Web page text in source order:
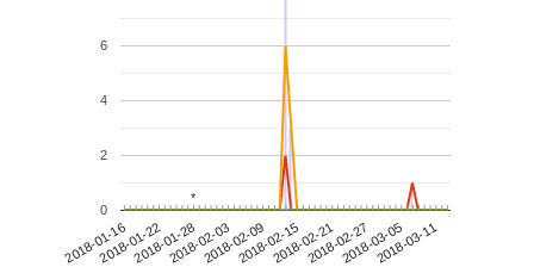
2018-01-162018-01-222018-01-282018-02-032018-02-092018-02-152018-02-212018-02-272018-03-052018-03-11
0
2
4
6
**